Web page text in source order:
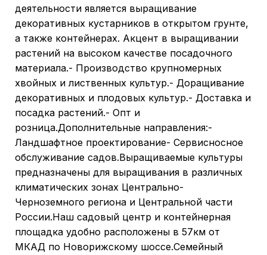
деятельности является выращивание
декоративных кустарников в открытом грунте,
а также контейнерах. Акцент в выращивании
растений на высоком качестве посадочного
материала.- Производство крупномерных
хвойных и лиственных культур.- Доращивание
декоративных и плодовых культур.- Доставка и
посадка растений.- Опт и
розница.Дополнительные направления:-
Ландшафтное проектирование- Сервисносное
обслуживание садов.Выращиваемые культуры
предназначены для выращивания в различных
климатических зонах Центрально-
Черноземного региона и Центральной части
России.Наш садовый центр и контейнерная
площадка удобно расположены в 57км от
МКАД по Новорижскому шоссе.Семейный